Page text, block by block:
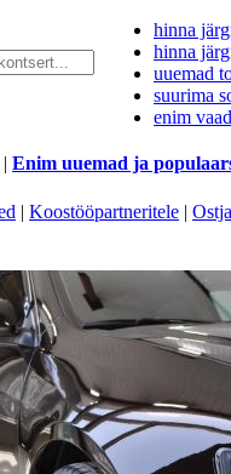
hinna
hinna
uuemad
suurima
enim
| Enim uuemad ja
| Koostööpartneritele |